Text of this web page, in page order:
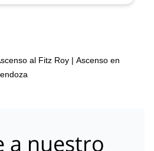
al Fitz Roy | Ascenso en
a nuestro